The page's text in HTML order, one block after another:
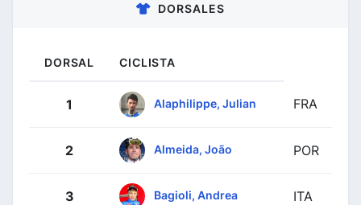
DORSALES
DORSAL CICLISTA
1 Alaphilippe, Julian FRA
2 Almeida, João POR
3 Bagioli, Andrea ITA